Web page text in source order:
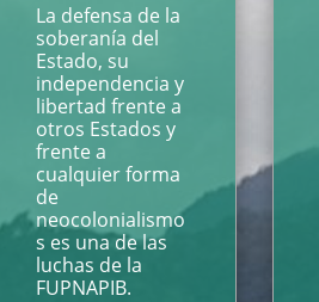
La defensa de la
soberanía del
Estado, su
independencia y
libertad frente a
otros Estados y
frente a
cualquier forma
de
neocolonialismo
s es una de las
luchas de la
FUPNAPIB.